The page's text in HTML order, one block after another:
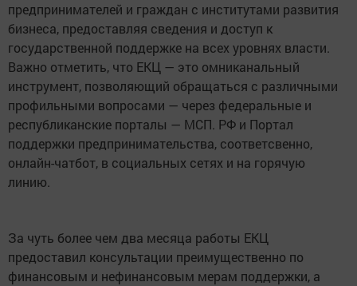
предпринимателей и граждан с институтами развития
бизнеса, предоставляя сведения и доступ к
государственной поддержке на всех уровнях власти.
Важно отметить, что ЕКЦ — это омниканальный
инструмент, позволяющий обращаться с различными
профильными вопросами — через федеральные и
республиканские порталы — МСП. РФ и Портал
поддержки предпринимательства, соответсвенно,
онлайн-чатбот, в социальных сетях и на горячую
линию.
За чуть более чем два месяца работы ЕКЦ
предоставил консультации преимущественно по
финансовым и нефинансовым мерам поддержки, а